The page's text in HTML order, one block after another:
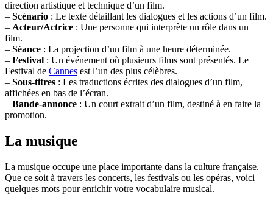
direction artistique et technique d’un film.
– Scénario : Le texte détaillant les dialogues et les actions d’un film.
– Acteur/Actrice : Une personne qui interprète un rôle dans un
film.
– Séance : La projection d’un film à une heure déterminée.
– Festival : Un événement où plusieurs films sont présentés. Le
Festival de Cannes est l’un des plus célèbres.
– Sous-titres : Les traductions écrites des dialogues d’un film,
affichées en bas de l’écran.
– Bande-annonce : Un court extrait d’un film, destiné à en faire la
promotion.
La musique
La musique occupe une place importante dans la culture française.
Que ce soit à travers les concerts, les festivals ou les opéras, voici
quelques mots pour enrichir votre vocabulaire musical.